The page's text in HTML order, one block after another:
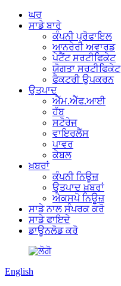
ਘਰ
ਸਾਡੇ ਬਾਰੇ
ਕੰਪਨੀ ਪ੍ਰੋਫਾਇਲ
ਆਨਰੇਰੀ ਅਵਾਰਡ
ਪੇਟੈਂਟ ਸਰਟੀਫਿਕੇਟ
ਯੋਗਤਾ ਸਰਟੀਫਿਕੇਟ
ਫੈਕਟਰੀ ਉਪਕਰਨ
ਉਤਪਾਦ
ਐੱਮ.ਐੱਫ.ਆਈ
ਹੱਬ
ਸਟੋਰੇਜ
ਵਾਇਰਲੈੱਸ
ਪਾਵਰ
ਕੇਬਲ
ਖ਼ਬਰਾਂ
ਕੰਪਨੀ ਨਿਊਜ਼
ਉਤਪਾਦ ਖ਼ਬਰਾਂ
ਐਕਸਪੋ ਨਿਊਜ਼
ਸਾਡੇ ਨਾਲ ਸੰਪਰਕ ਕਰੋ
ਸਾਡੇ ਫਾਇਦੇ
ਡਾਊਨਲੋਡ ਕਰੋ
English